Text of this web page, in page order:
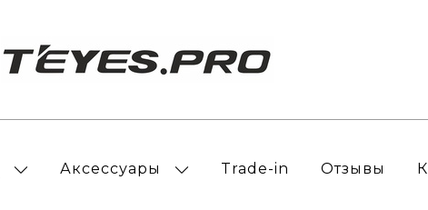
Аксессуары Trade-in Отзывы